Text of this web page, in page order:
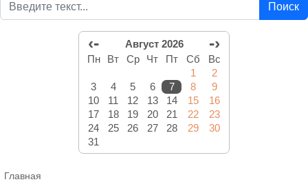
Поиск
‹- Август 2026 -›
Пн Вт Ср Чт Пт Сб
Вс
1
2
3
4 5 6 7 8
9
10
11 12 13 14 15
16
17
18 19 20 21 22
23
24
25 26 27 28 29
30
31
Главная